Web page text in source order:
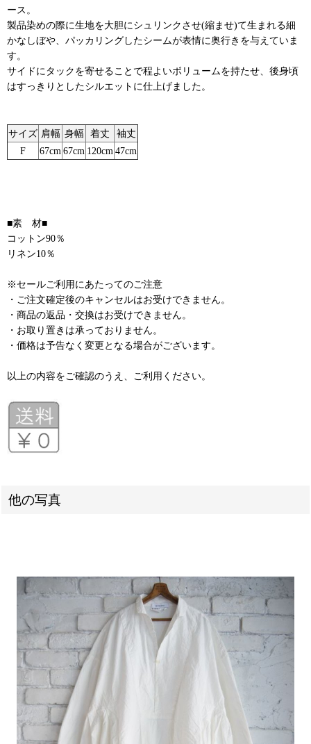
ース。
製品染めの際に生地を大胆にシュリンクさせ(縮ませ)て生まれる細
かなしぼや、パッカリングしたシームが表情に奥行きを与えていま
す。
サイドにタックを寄せることで程よいボリュームを持たせ、後身頃
はすっきりとしたシルエットに仕上げました。
サイズ 肩幅 身幅 着丈
袖丈
F
67cm 67cm 120cm 47cm
■素 材■
コットン90％
リネン10％
※セールご利用にあたってのご注意
・ご注文確定後のキャンセルはお受けできません。
・商品の返品・交換はお受けできません。
・お取り置きは承っておりません。
・価格は予告なく変更となる場合がございます。
以上の内容をご確認のうえ、ご利用ください。
他の写真